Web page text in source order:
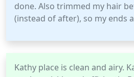
done. Also trimmed my hair
(instead of after), so my ends
Kathy place is clean and airy.